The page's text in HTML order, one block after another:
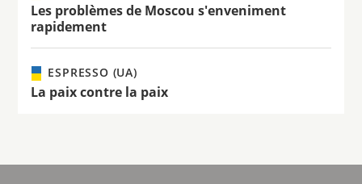
Les problèmes de Moscou s'enveniment
rapidement
ESPRESSO (UA)
La paix contre la paix